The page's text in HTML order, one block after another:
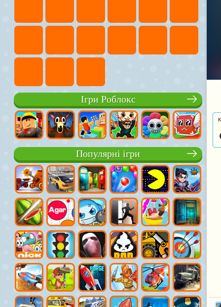
Ігри Роблокс
Популярні ігри